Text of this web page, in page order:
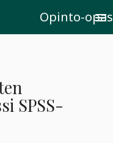
Opinto-opas
menu
SPSS-